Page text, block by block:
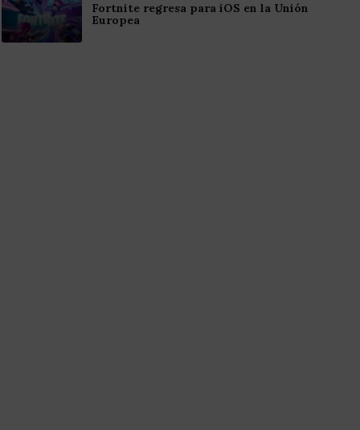
Fortnite regresa para iOS en la Unión
Europea